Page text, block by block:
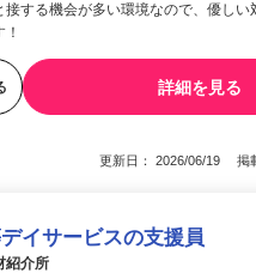
接する機会が多い環境なので、優しい
！
詳細を見る
更新日： 2026/06/19 掲
イサービスの支援員
紹介所